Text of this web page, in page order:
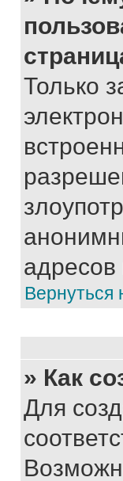
Только
адресов
Вернуться
» Как
Для